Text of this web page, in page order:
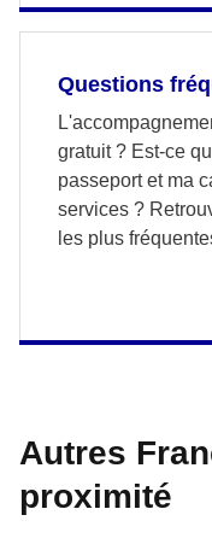
Questions
gratuit ? Est-ce
passeport et ma
services ?
les plus
Autres
proximité